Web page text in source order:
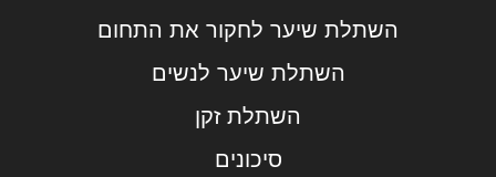
השתלת שיער לחקור את התחום
השתלת שיער לנשים
השתלת זקן
סיכונים